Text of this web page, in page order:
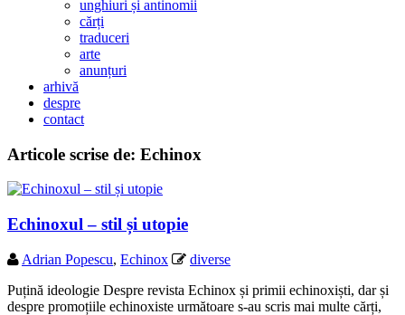
unghiuri și antinomii
cărți
traduceri
arte
anunțuri
arhivă
despre
contact
Articole scrise de: Echinox
Echinoxul – stil și utopie
Adrian Popescu, Echinox
diverse
Puțină ideologie Despre revista Echinox și primii echinoxiști, dar și
despre promoțiile echinoxiste următoare s-au scris mai multe cărți,